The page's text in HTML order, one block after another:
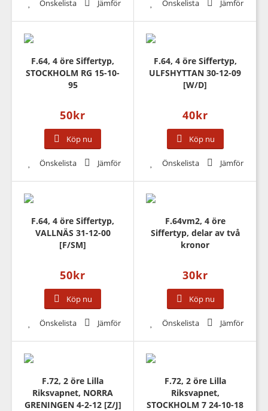
Önskelista Jämför Önskelista Jämför
F.64, 4 öre Siffertyp,
STOCKHOLM RG 15-10-
95
50kr
Köp nu
Önskelista Jämför
F.64, 4 öre Siffertyp,
ULFSHYTTAN 30-12-09
[W/D]
40kr
Köp nu
Önskelista Jämför
F.64, 4 öre Siffertyp,
VALLNÄS 31-12-00
[F/SM]
50kr
Köp nu
Önskelista Jämför
F.64vm2, 4 öre
Siffertyp, delar av två
kronor
30kr
Köp nu
Önskelista Jämför
F.72, 2 öre Lilla
Riksvapnet, NORRA
GRENINGEN 4-2-12 [Z/J]
F.72, 2 öre Lilla
Riksvapnet,
STOCKHOLM 7 24-10-18